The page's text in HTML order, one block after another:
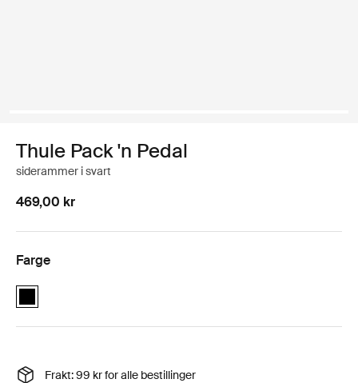
Thule Pack 'n Pedal
siderammer i svart
469,00 kr
Farge
Thule Pack 'n Pedal side frames Svart (selected)
Frakt: 99 kr for alle bestillinger